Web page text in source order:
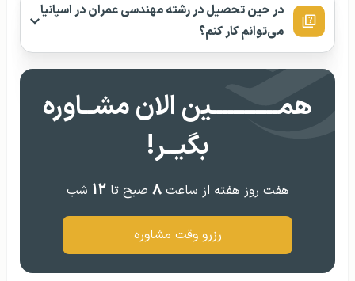
در حین تحصیل در رشته مهندسی عمران در اسپانیا
می‌توانم کار کنم؟
همــــــــــــین الان مشــاوره
بگیــر!
هفت روز هفته از ساعت۸ صبح تا۱۲ شب
رزرو وقت مشاوره